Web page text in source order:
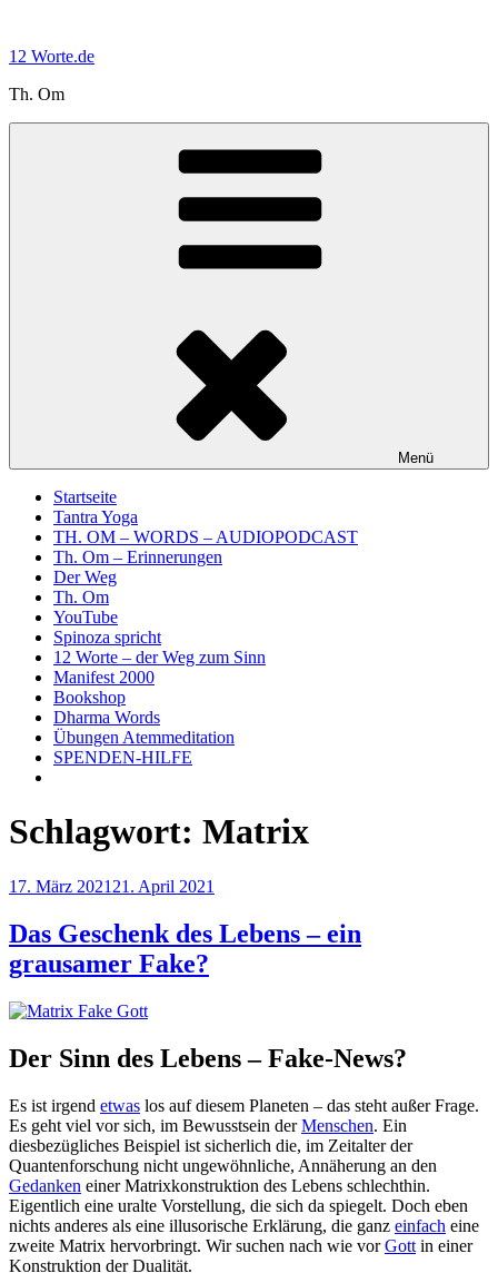
springen
12 Worte.de
Th. Om
Menü
Startseite
Tantra Yoga
TH. OM – WORDS – AUDIOPODCAST
Th. Om – Erinnerungen
Der Weg
Th. Om
YouTube
Spinoza spricht
12 Worte – der Weg zum Sinn
Manifest 2000
Bookshop
Dharma Words
Übungen Atemmeditation
SPENDEN-HILFE
Schlagwort: Matrix
Veröffentlicht
17. März 2021 21. April 2021
Das Geschenk des Lebens – ein
grausamer Fake?
Der Sinn des Lebens – Fake-News?
Es ist irgend etwas los auf diesem Planeten – das steht außer Frage.
Es geht viel vor sich, im Bewusstsein derMenschen. Ein
diesbezügliches Beispiel ist sicherlich die, im Zeitalter der
Quantenforschung nicht ungewöhnliche, Annäherung an den
Gedanken einer Matrixkonstruktion des Lebens schlechthin.
Eigentlich eine uralte Vorstellung, die sich da spiegelt. Doch eben
nichts anderes als eine illusorische Erklärung, die ganz einfach eine
zweite Matrix hervorbringt. Wir suchen nach wie vorGott in einer
Konstruktion der Dualität.